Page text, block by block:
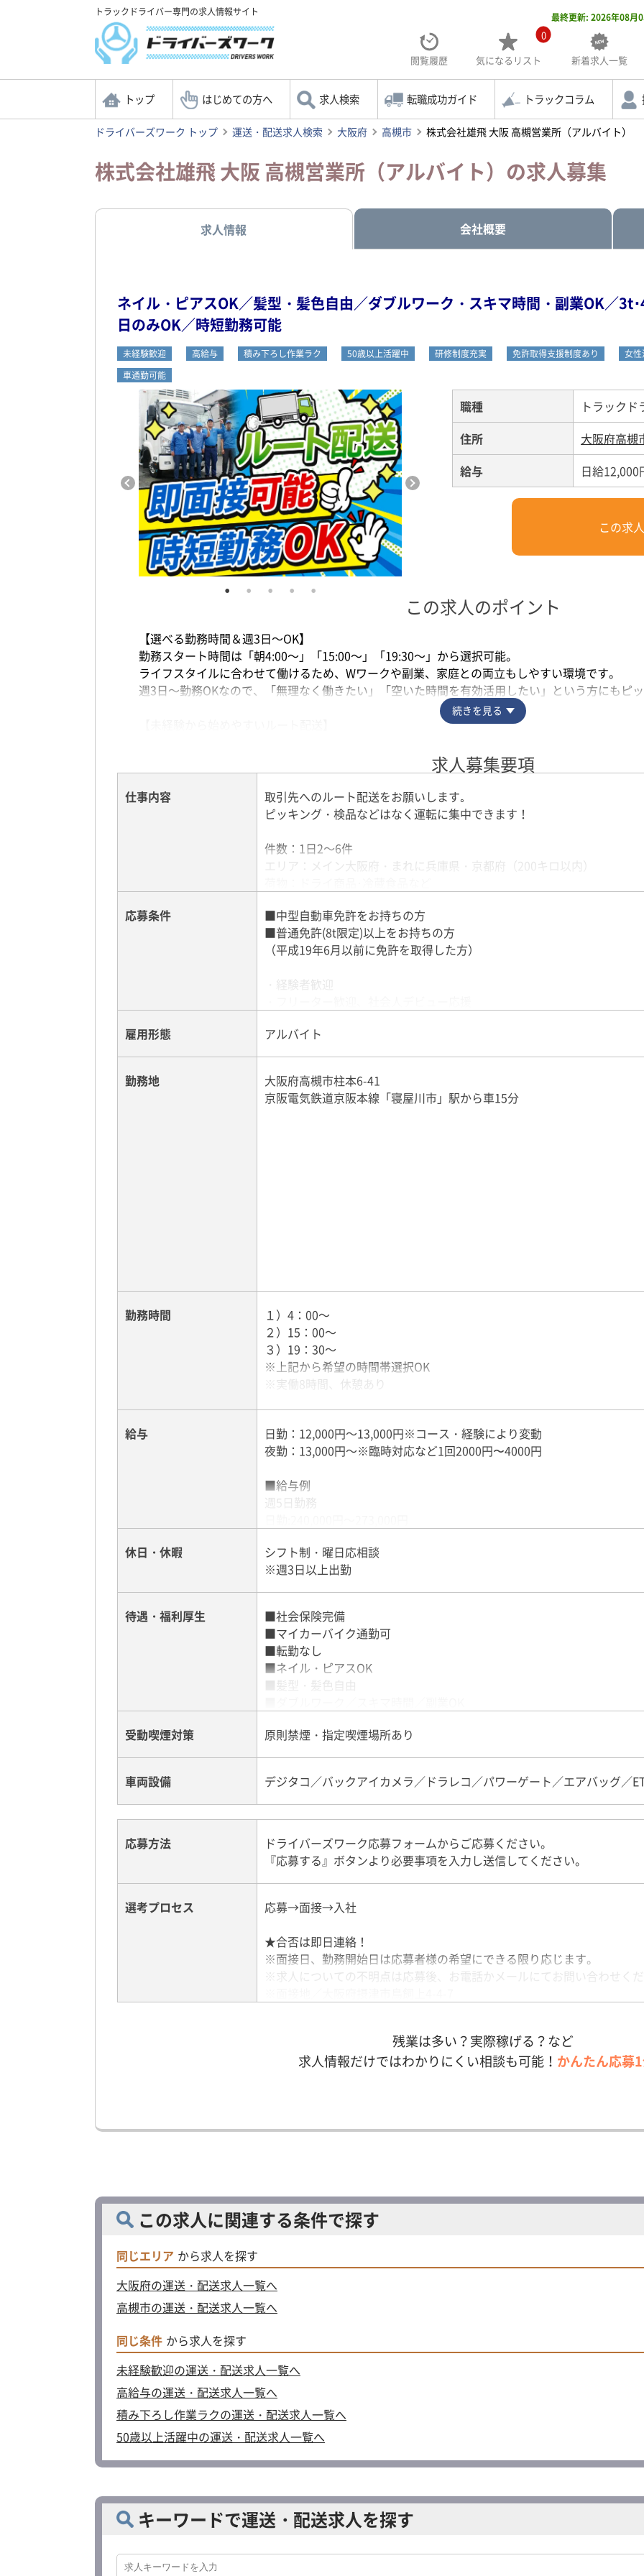
トラックドライバー専門の求人情報サイト 最終更新: 2026年08月
新着求人一覧
閲覧履歴
0
気になる リスト
トップ はじめての方へ 求人検索 転職成功ガイド トラックコラム
ドライバーズワーク トップ 運送・配送求人検索 大阪府 高槻市 株式会社雄飛 大阪 高槻営業所（アルバイト）
株式会社雄飛 大阪 高槻営業所（アルバイト）の求人募集
求人情報 会社概要
ネイル・ピアスOK／髪型・髪色自由／ダブルワーク・スキマ時間・副業OK／3t
日のみOK／時短勤務可能
未経験歓迎 高給与 積み下ろし作業ラク 50歳以上活躍中 研修制度充実 免許取得支援制度あり 女性
車通勤可能
職種
トラックド
住所
大阪府高槻
給与
日給12,000
この求
この求人のポイント
【選べる勤務時間＆週3日～OK】
勤務スタート時間は「朝4:00～」「15:00～」「19:30～」から選択可能。
ライフスタイルに合わせて働けるため、Wワークや副業、家庭との両立もしやすい環境です。
週3日～勤務OKなので、「無理なく働きたい」「空いた時間を有効活用したい」という方にもピッ
近距離メインのルート配送なので、長距離運転や複雑な道順を覚える負担も少なめ。
「運転を仕事にしたい」「ドライバーに挑戦してみたい」という方にもオススメです。
【経験者にも嬉しい働きやすさ】
配送業務に集中しやすく、体への負担も少なめ。
「無理なく続けたい」「黙々と作業したい」という方にも働きやすい環境です。
【働きやすい環境も充実】
・即面接＆最短翌日勤務OK
・マイカー／バイク通勤OK
この求人へ応募する
続きを見る
求人募集要項
仕事内容
取引先へのルート配送をお願いします｡
ピッキング・検品などはなく運転に集中できます！
件数：1日2～6件
エリア：メイン大阪府・まれに兵庫県・京都府（200キロ以内）
＜勤務地多数あり＞
摂津市鳥飼上4-4-7（摂津営業所）
大阪市住之江区（南港営業所）
応募条件
■中型自動車免許をお持ちの方
■普通免許(8t限定)以上をお持ちの方
（平成19年6月以前に免許を取得した方）
・経験者歓迎
・学歴不問、性別不問、ブランクOK
・既卒、第二新卒歓迎
★60代未経験も歓迎
雇用形態 アルバイト
勤務地
大阪府高槻市柱本6-41
京阪電気鉄道京阪本線「寝屋川市」駅から車15分
勤務時間
１）4：00～
２）15：00～
３）19：30～
※上記から希望の時間帯選択OK
※実働8時間、休憩あり
実働5～6時間のショートコースあり
給与
日勤：12,000円～13,000円※コース・経験により変動
夜勤：13,000円～※臨時対応など1回2000円〜4000円
■給与例
週5日勤務
週4日勤務
日勤:192,000円～208,000円
週3日勤務
日勤:144,000円～156,000円
夜勤:156,000円～172,000円
週2日勤務
日勤:96,000円～104,000円
夜勤:104,000円～120,000円
休日・休暇
シフト制・曜日応相談
※週3日以上出勤
待遇・福利厚生
■社会保険完備
■マイカーバイク通勤可
■転勤なし
■ネイル・ピアスOK
■髪型・髪色自由
受動喫煙対策 原則禁煙・指定喫煙場所あり
車両設備 デジタコ／バックアイカメラ／ドラレコ／パワーゲート／エアバッグ／
応募方法
ドライバーズワーク応募フォームからご応募ください。
『応募する』ボタンより必要事項を入力し送信してください。
選考プロセス
応募→面接→入社
★合否は即日連絡！
※面接日、勤務開始日は応募者様の希望にできる限り応じます。
※求人についての不明点は応募後、お電話かメールにてお問い合わせく
残業は多い？実際稼げる？など
求人情報だけではわかりにくい相談も可能！ かんたん応募1
この求人に関連する条件で探す
同じエリア から求人を探す
大阪府の運送・配送求人一覧へ
高槻市の運送・配送求人一覧へ
同じ条件 から求人を探す
未経験歓迎の運送・配送求人一覧へ
高給与の運送・配送求人一覧へ
積み下ろし作業ラクの運送・配送求人一覧へ
50歳以上活躍中の運送・配送求人一覧へ
キーワードで運送・配送求人を探す